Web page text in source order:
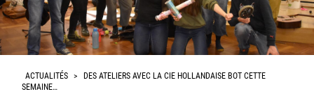
ACTUALITÉS >
DES ATELIERS AVEC LA CIE HOLLANDAISE BOT CETTE
SEMAINE…